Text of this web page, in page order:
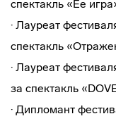
спектакль «Ее
· Лауреат
спектакль
· Лауреат
за спектакль
· Дипломант